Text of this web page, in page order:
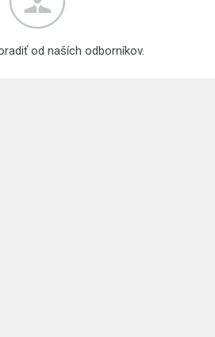
od naších odborníkov.